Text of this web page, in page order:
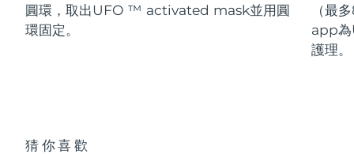
圓環，取出UFO ™ activated mask並用圓
環固定。
（最
app
護理。
猜你喜歡